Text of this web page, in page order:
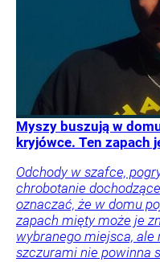
Myszy buszują w
kryjówce. Ten zapach
Odchody w szafce,
chrobotanie
oznaczać, że w domu
zapach mięty może je
wybranego miejsca,
szczurami nie powinna